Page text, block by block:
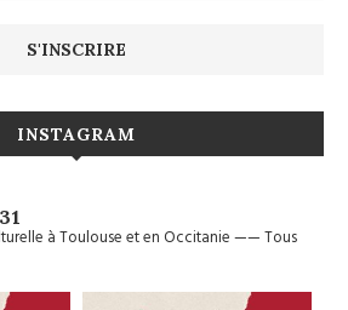
INSTAGRAM
à Toulouse et en Occitanie——Tous